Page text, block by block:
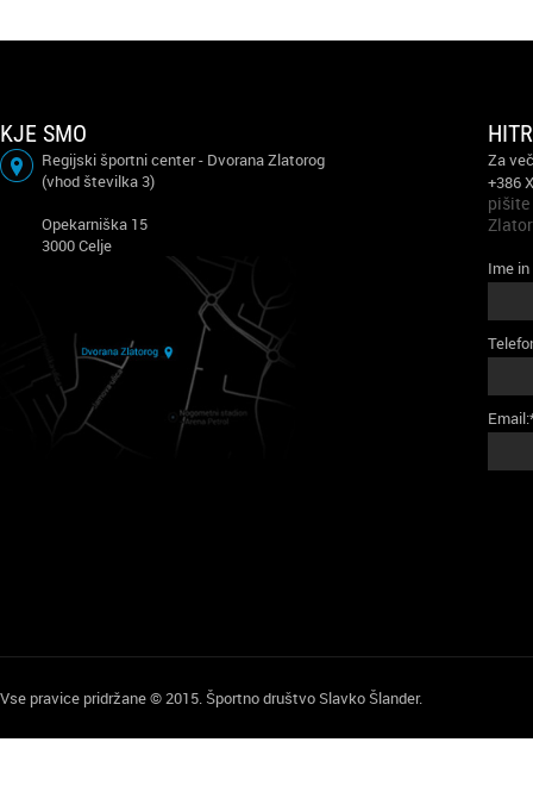
KJE SMO
Regijski športni center - Dvorana Zlatorog
(vhod številka 3)
Opekarniška 15
3000 Celje
Za
+386
Ime
Vse pravice pridržane © 2015. Športno društvo Slavko Šlander.